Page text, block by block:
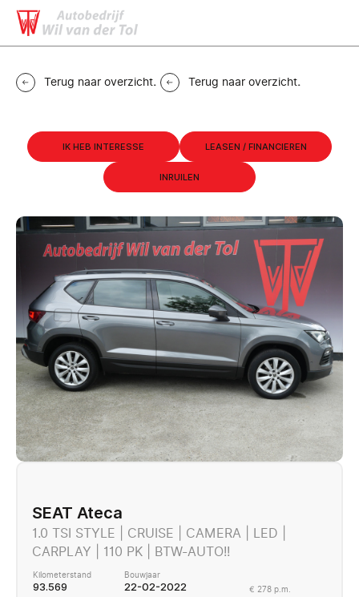
Terug naar overzicht. Terug naar overzicht.
IK HEB INTERESSE LEASEN / FINANCIEREN
INRUILEN
SEAT Ateca
1.0 TSI STYLE | CRUISE | CAMERA | LED |
CARPLAY | 110 PK | BTW-AUTO!!
Kilometerstand
93.569
Bouwjaar
22-02-2022
€ 278 p.m.